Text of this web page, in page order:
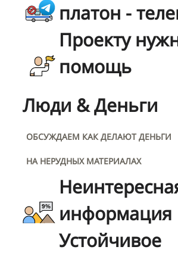
платон -
Проекту
помощь
Люди & Деньги
ОБСУЖДАЕМ КАК ДЕЛАЮТ ДЕНЬГИ
НА НЕРУДНЫХ МАТЕРИАЛАХ
информация
Устойчивое